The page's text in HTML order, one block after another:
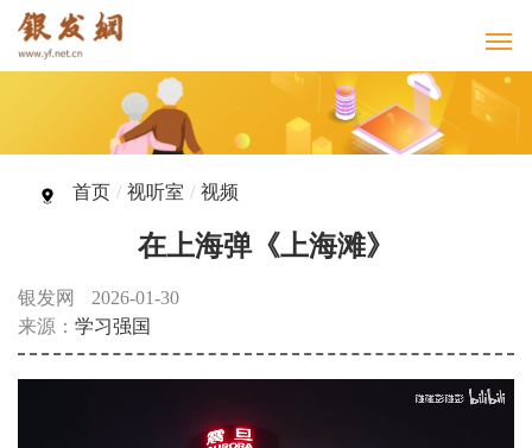
首页 / 视听室 / 视频
在上海弹《上海滩》
银发网
2026-01-30
来源： 学习强国